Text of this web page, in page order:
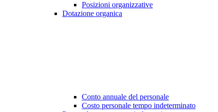
Posizioni organizzative
Dotazione organica
Conto annuale del personale
Costo personale tempo indeterminato